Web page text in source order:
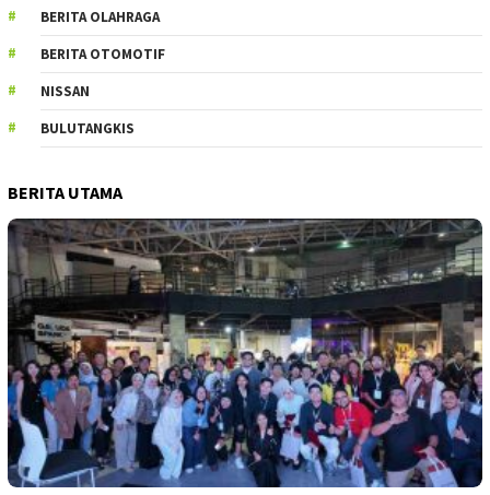
BERITA OLAHRAGA
BERITA OTOMOTIF
NISSAN
BULUTANGKIS
BERITA UTAMA